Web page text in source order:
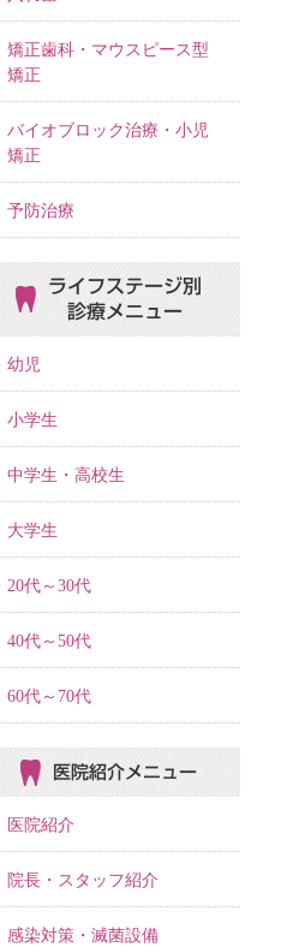
矯正歯科・マウスピース型
矯正
バイオブロック治療・小児
矯正
予防治療
ライフステージ別
診療メニュー
幼児
小学生
中学生・高校生
大学生
20代～30代
40代～50代
60代～70代
医院紹介メニュー
医院紹介
院長・スタッフ紹介
感染対策・滅菌設備